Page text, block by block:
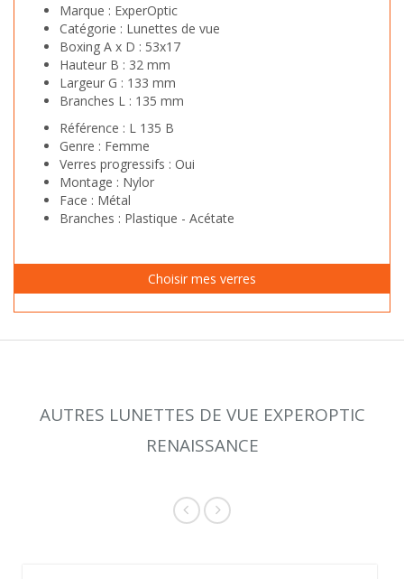
Marque : ExperOptic
Catégorie : Lunettes de vue
Boxing A x D : 53x17
Hauteur B : 32 mm
Largeur G : 133 mm
Branches L : 135 mm
Référence : L 135 B
Genre : Femme
Verres progressifs : Oui
Montage : Nylor
Face : Métal
Branches : Plastique - Acétate
AUTRES LUNETTES DE VUE EXPEROPTIC
RENAISSANCE